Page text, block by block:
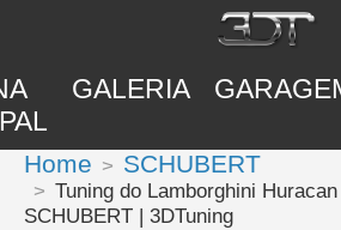
GALERIA
Home SCHUBERT
Tuning do Lamborghini
SCHUBERT | 3DTuning